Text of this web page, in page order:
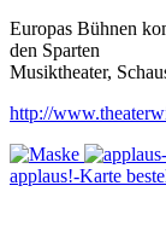
Europas Bühnen
den Sparten
Musiktheater,
http://
applaus!-Karte